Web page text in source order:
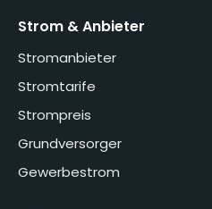
Strom & Anbieter
Stromanbieter
Stromtarife
Strompreis
Grundversorger
Gewerbestrom